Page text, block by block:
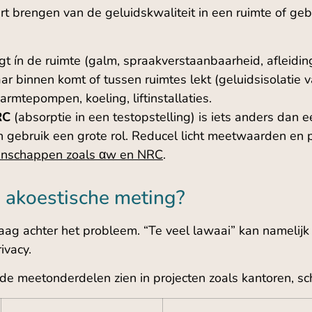
brengen van de geluidskwaliteit in een ruimte of
ín de ruimte (galm, spraakverstaanbaarheid,
binnen komt of tussen ruimtes lekt (geluidsisolatie
koeling, liftinstallaties.
(absorptie in een testopstelling) is iets anders dan
een grote rol. Reducel licht meetwaarden
zoals αw en NRC.
meting?
achter het probleem. “Te veel lawaai” kan
meetonderdelen zien in projecten zoals kantoren,